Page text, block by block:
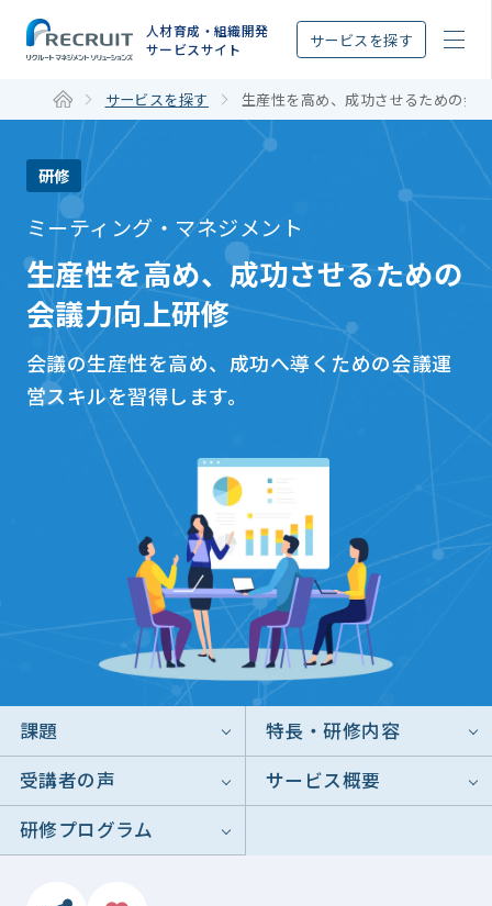
人材育成・組織開発
サービスサイト
サービスを探す
サービスを探す 生産性を高め、成功させるための会
研修
ミーティング・マネジメント
生産性を高め、成功させるための
会議力向上研修
会議の生産性を高め、成功へ導くための会議運
営スキルを習得します。
課題
特長・研修内容
受講者の声
サービス概要
研修プログラム